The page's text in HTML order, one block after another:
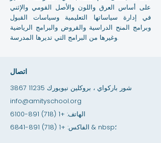
على أساس العرق واللون والأصل القومي والإثني
في إدارة سياساتها التعليمية وسياسات القبول
وبرامج المنح الدراسية والقروض والبرامج الرياضية
وغيرها من البرامج التي تديرها المدرسة.
اتصال
3867 شور باركواي ، بروكلين نيويورك 11235
info@amityschool.org
الهاتف: +1 (718) 891-6100
الفاكس: +1 (718) 891-6841 & nbsp؛